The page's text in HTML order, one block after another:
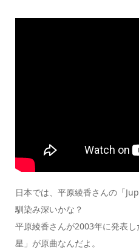
日本では、平原綾香さんの「
馴染み深いかな？
平原綾香さんが2003年に発表
星」が原曲なんだよ。